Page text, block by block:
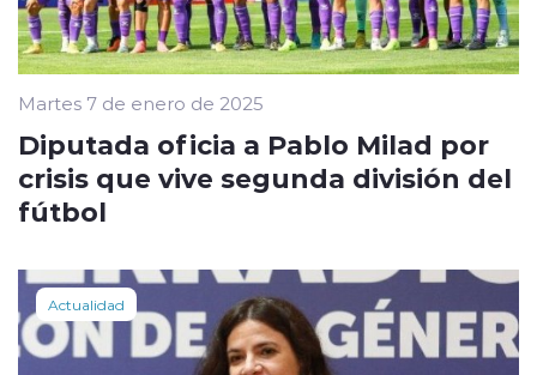
Martes 7 de enero de 2025
Diputada oficia a Pablo Milad por
crisis que vive segunda división del
fútbol
Actualidad